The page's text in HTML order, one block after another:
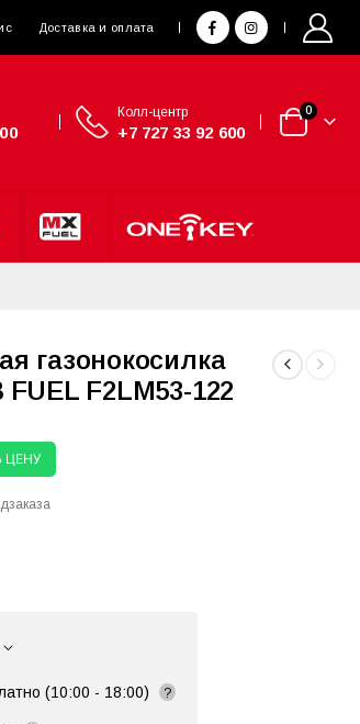
Доставка и оплата
Колл-центр
+7 727 33 92 600
0
газонокосилка
F2LM53-122
ЦЕНУ
(10:00 - 18:00) ?